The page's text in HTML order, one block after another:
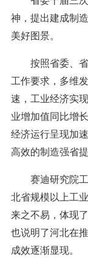
神，提出建成制
美好图景。
按照省委、省
工作要求，多维
速，工业经济实
业增加值同比增
经济运行呈现加
高效的制造强省提
赛迪研究院工
北省规模以上工
来之不易，体现
也说明了河北在
成效逐渐显现。